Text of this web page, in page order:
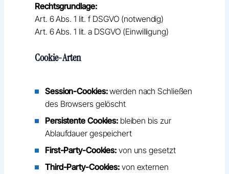
Rechtsgrundlage:
Art. 6 Abs. 1 lit. f DSGVO (notwendig)
Art. 6 Abs. 1 lit. a DSGVO (Einwilligung)
Cookie-Arten
Session-Cookies:werden nach Schließen
des Browsers gelöscht
Persistente Cookies: bleiben bis zur
Ablaufdauer gespeichert
First-Party-Cookies: von uns gesetzt
Third-Party-Cookies: von externen